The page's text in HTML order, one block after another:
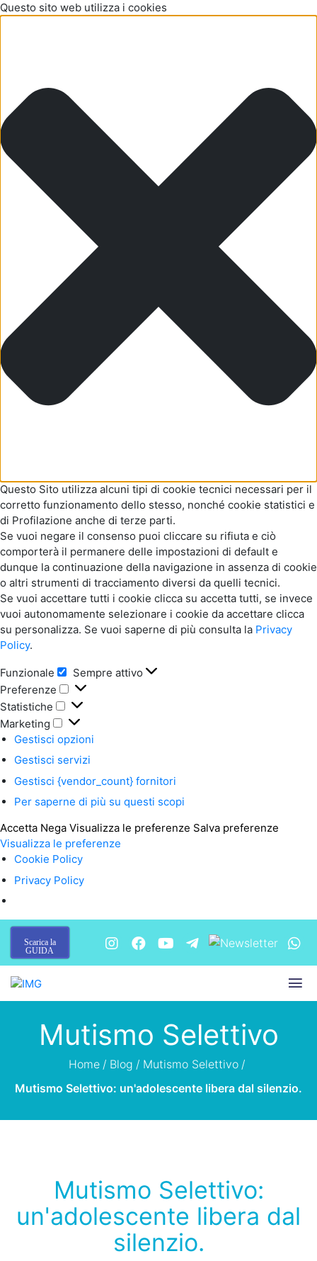
Questo sito web utilizza i cookies
Questo Sito utilizza alcuni tipi di cookie tecnici necessari per il
corretto funzionamento dello stesso, nonché cookie statistici e
di Profilazione anche di terze parti.
Se vuoi negare il consenso puoi cliccare su rifiuta e ciò
comporterà il permanere delle impostazioni di default e
dunque la continuazione della navigazione in assenza di cookie
o altri strumenti di tracciamento diversi da quelli tecnici.
Se vuoi accettare tutti i cookie clicca su accetta tutti, se invece
vuoi autonomamente selezionare i cookie da accettare clicca
su personalizza. Se vuoi saperne di più consulta la Privacy
Policy.
Funzionale Funzionale
Sempre attivo
Preferenze
Preferenze
Statistiche
Statistiche
Marketing
Marketing
Gestisci opzioni
Gestisci servizi
Gestisci {vendor_count} fornitori
Per saperne di più su questi scopi
Accetta Nega Visualizza le preferenze Salva preferenze
Visualizza le preferenze
Cookie Policy
Privacy Policy
Scarica la
GUIDA
Mutismo Selettivo
Home / Blog / Mutismo Selettivo /
Mutismo Selettivo: un'adolescente libera dal silenzio.
Mutismo Selettivo:
un'adolescente libera dal
silenzio.